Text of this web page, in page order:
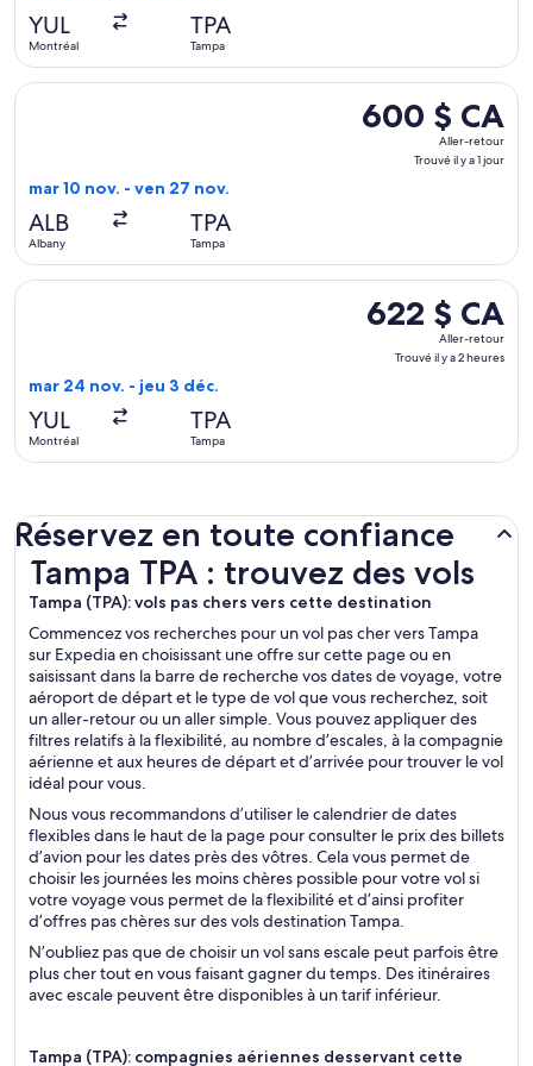
3 heures
YUL
Montréal
TPA
Tampa
600 $ CA
Aller-
retour,
1 jour
600 $ CA
Aller-retour
Trouvé il y a 1 jour
mar 10 nov. - ven 27 nov.
ALB
Albany
TPA
Tampa
Sélectionner le vol American Airlines depuis Albany vers
622 $ CA
Aller-
retour,
622 $ CA
Aller-retour
Trouvé il y a 2 heures
mar 24 nov. - jeu 3 déc.
YUL
Montréal
TPA
Tampa
Sélectionner le vol Porter Airlines depuis Montréal vers
Réservez en toute confiance
Tampa TPA : trouvez des vols
Tampa (TPA): vols pas chers vers cette destination
Commencez vos recherches pour un vol pas cher vers Tampa
sur Expedia en choisissant une offre sur cette page ou en
saisissant dans la barre de recherche vos dates de voyage, votre
aéroport de départ et le type de vol que vous recherchez, soit
un aller-retour ou un aller simple. Vous pouvez appliquer des
filtres relatifs à la flexibilité, au nombre d’escales, à la compagnie
aérienne et aux heures de départ et d’arrivée pour trouver le vol
idéal pour vous.
Nous vous recommandons d’utiliser le calendrier de dates
flexibles dans le haut de la page pour consulter le prix des billets
d’avion pour les dates près des vôtres. Cela vous permet de
choisir les journées les moins chères possible pour votre vol si
votre voyage vous permet de la flexibilité et d’ainsi profiter
d’offres pas chères sur des vols destination Tampa.
N’oubliez pas que de choisir un vol sans escale peut parfois être
plus cher tout en vous faisant gagner du temps. Des itinéraires
avec escale peuvent être disponibles à un tarif inférieur.
Tampa (TPA): compagnies aériennes desservant cette
Tampa TPA : trouvez des vols